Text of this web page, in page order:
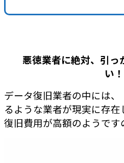
悪徳業者に絶対、引っ
い！
データ復旧業者の中には
るような業者が現実に存在
復旧費用が高額のようです